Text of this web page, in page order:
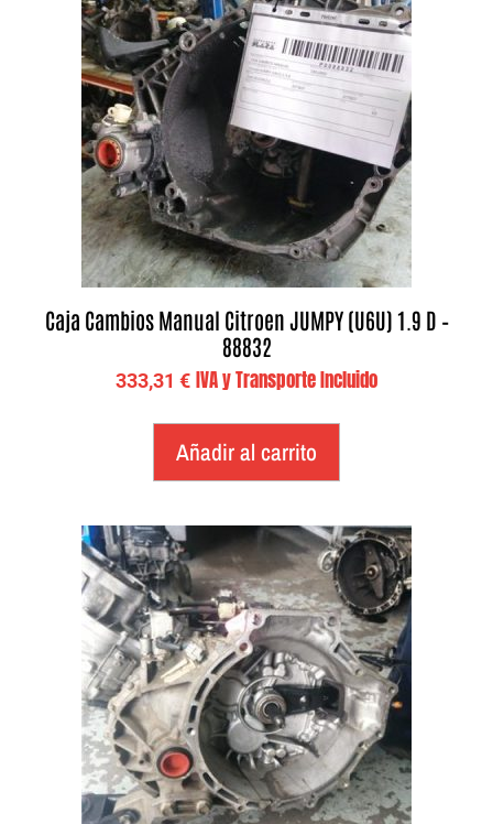
Caja Cambios Manual Citroen JUMPY (U6U) 1.9 D –
88832
333,31 € IVA y Transporte Incluido
Añadir al carrito